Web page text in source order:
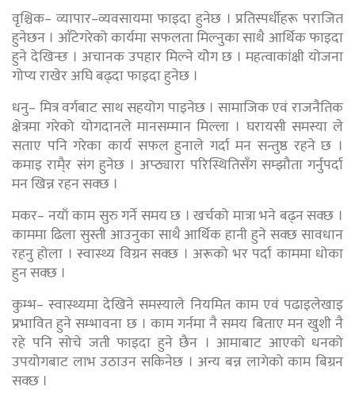
वृश्चिक– व्यापार–व्यवसायमा फाइदा हुनेछ । प्रतिस्पर्धीहरू पराजित
हुनेछन । आँटेगरेको कार्यमा सफलता मिल्नुका साथै आर्थिक फाइदा
हुने देखिन्छ । अचानक उपहार मिल्ने योेग छ । महत्वाकांक्षी योजना
गोप्य राखेर अघि बढ्दा फाइदा हुनेछ ।
धनु– मित्र वर्गबाट साथ सहयोग पाइनेछ । सामाजिक एवं राजनैतिक
क्षेत्रमा गरेको योगदानले मानसम्मान मिल्ला । घरायसी समस्या ले
सताए पनि गरेका कार्य सफल हुनाले गर्दा मन सन्तुष्ठ रहने छ ।
कमाइ रामै्र संग हुनेछ । अप्ठ्यारा परिस्थितिसँग सम्झौता गर्नुपर्दा
मन खिन्न रहन सक्छ ।
मकर– नयाँ काम सुरु गर्ने समय छ । खर्चको मात्रा भने बढ्न सक्छ ।
काममा ढिला सुस्ती आउनुका साथै आर्थिक हानी हुने सक्छ सावधान
रहनु होला । स्वास्थ्य विग्रन सक्छ । अरूको भर पर्दा काममा धोका
हुन सक्छ ।
कुम्भ– स्वास्थ्यमा देखिने समस्याले नियमित काम एवं पढाइलेखाइ
प्रभावित हुने सम्भावना छ । काम गर्नमा नै समय बिताए मन खुशी नै
रहे पनि सोचे जती फाइदा हुने छैन । आमाबाट आएको धनको
उपयोगबाट लाभ उठाउन सकिनेछ । अन्य बन्न लागेको काम बिग्रन
सक्छ ।